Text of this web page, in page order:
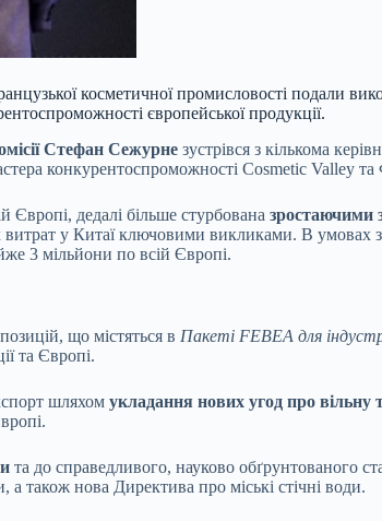
косметичної промисловості подали
європейської продукції.
Стефан Сежурне зустрівся з кількома
конкурентоспроможності Cosmetic Valley
дедалі більше стурбована зростаючими
у Китаї ключовими викликами. В умовах
3 мільйони по всій Європі.
що містяться в Пакеті FEBEA для
та Європі.
шляхом укладання нових угод про вільну
та до справедливого, науково обґрунтованого
також нова Директива про міські стічні води.